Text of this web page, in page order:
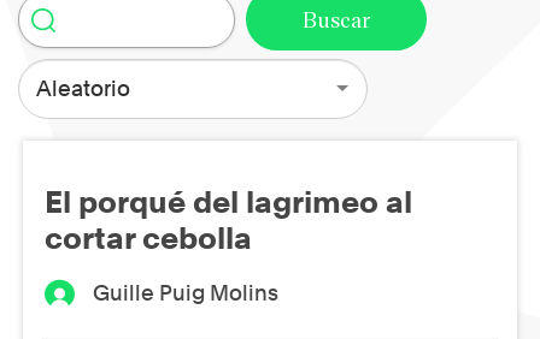
Aleatorio
El porqué del lagrimeo al
cortar cebolla
Guille Puig Molins